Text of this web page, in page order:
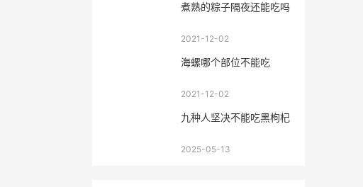
煮熟的粽子隔夜还能吃吗
2021-12-02
海螺哪个部位不能吃
2021-12-02
九种人坚决不能吃黑枸杞
2025-05-13